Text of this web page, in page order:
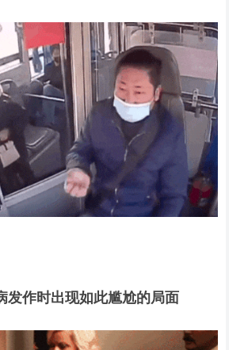
发作时出现如此尴尬的局面